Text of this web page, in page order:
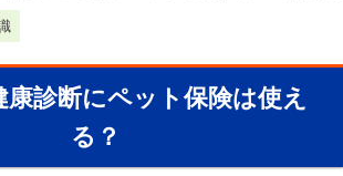
診断にペット保険は使え
る？